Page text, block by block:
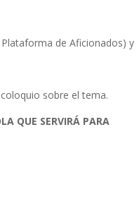
de Aficionados) y
sobre el tema.
QUE SERVIRÁ PARA